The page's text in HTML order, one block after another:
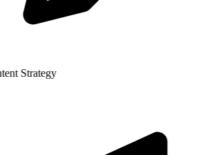
Strategy